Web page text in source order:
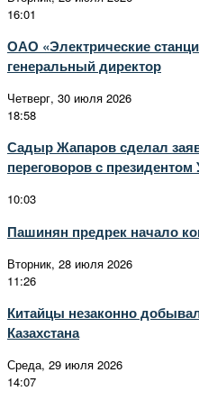
16:01
ОАО «Электрические
генеральный директор
Четверг, 30 июля 2026
18:58
Садыр Жапаров сделал
переговоров с президентом
10:03
Пашинян предрек начало
Вторник, 28 июля 2026
11:26
Китайцы незаконно
Казахстана
Среда, 29 июля 2026
14:07